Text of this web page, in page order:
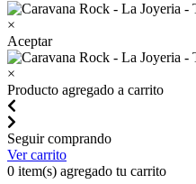
×
Aceptar
×
Producto agregado a carrito
Seguir comprando
Ver carrito
0 item(s) agregado tu carrito